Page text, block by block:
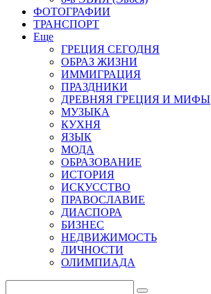
ФОТОГРАФИИ
ТРАНСПОРТ
Еще
ГРЕЦИЯ СЕГОДНЯ
ОБРАЗ ЖИЗНИ
ИММИГРАЦИЯ
ПРАЗДНИКИ
ДРЕВНЯЯ ГРЕЦИЯ И МИФЫ
МУЗЫКА
КУХНЯ
ЯЗЫК
МОДА
ОБРАЗОВАНИЕ
ИСТОРИЯ
ИСКУССТВО
ПРАВОСЛАВИЕ
ДИАСПОРА
БИЗНЕС
НЕДВИЖИМОСТЬ
ЛИЧНОСТИ
ОЛИМПИАДА